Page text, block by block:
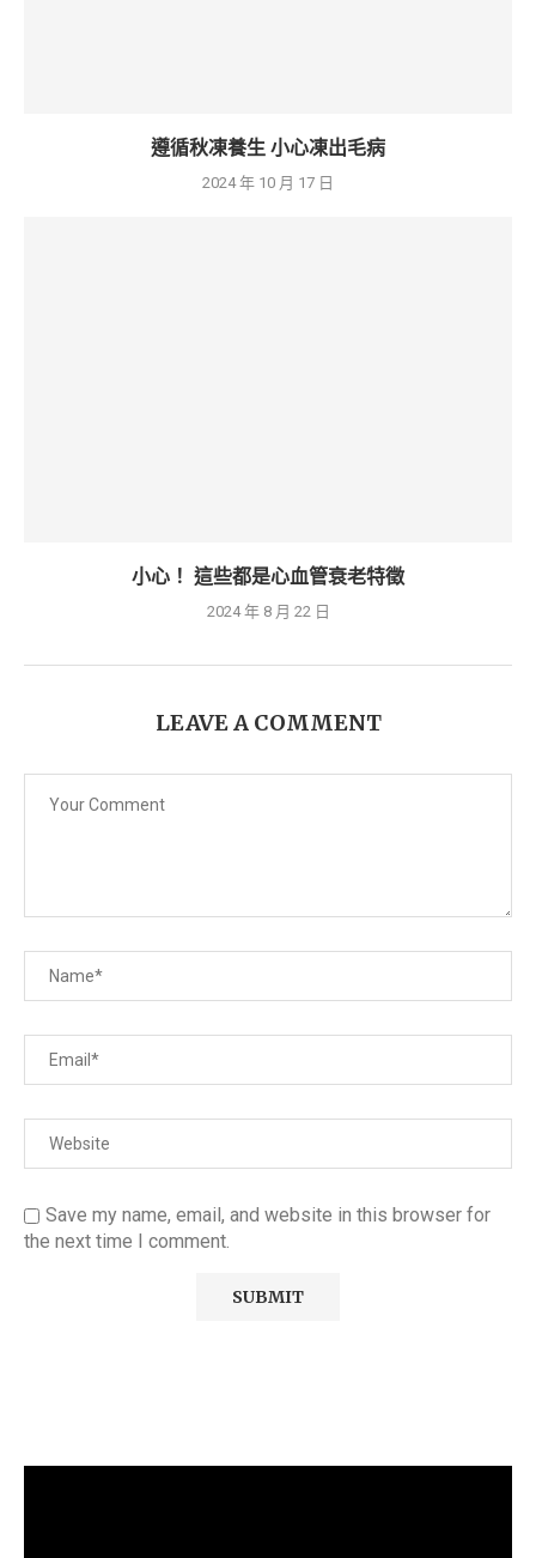
遵循秋凍養生 小心凍出毛病
2024 年 10 月 17 日
小心！ 這些都是心血管衰老特徵
2024 年 8 月 22 日
LEAVE A COMMENT
Save my name, email, and website in this browser for
the next time I comment.